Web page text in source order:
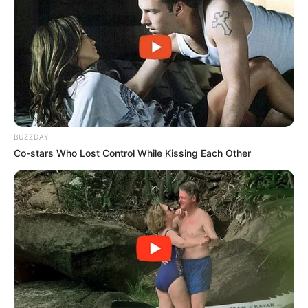
Japan's Greatest Doctors Say Memory Loss Isn't
Age: Just Stop Drinking These 3 Beverages
NEUROMIND PRO
BUZZDAY
Co-stars Who Lost Control While Kissing Each Other